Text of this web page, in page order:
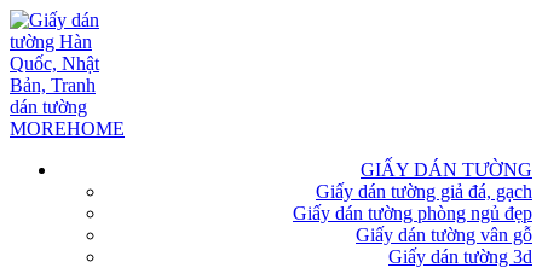
GIẤY DÁN TƯỜNG
Giấy dán tường giả đá, gạch
Giấy dán tường phòng ngủ đẹp
Giấy dán tường vân gỗ
Giấy dán tường 3d